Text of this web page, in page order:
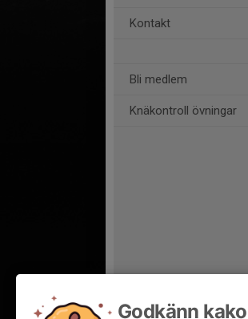
Kontakt
Bli medlem
Knäkontroll övningar
Godkänn